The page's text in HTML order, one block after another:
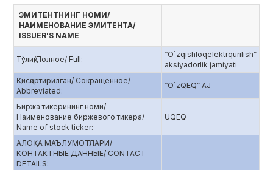
ЭМИТЕНТНИНГ НОМИ/
НАИМЕНОВАНИЕ ЭМИТЕНТА/
ISSUER'S NAME
Тўлиқ/Полное/ Full:
“O`zqishloqelektrqurilish”
aksiyadorlik jamiyati
Қисқартирилган/ Сокращенное/
Abbreviated:
“O`zQEQ” AJ
Биржа тикерининг номи/
Наименование биржевого тикера/
Name of stock ticker:
UQEQ
АЛОҚА МАЪЛУМОТЛАРИ/
КОНТАКТНЫЕ ДАННЫЕ/ CONTACT
DETAILS: